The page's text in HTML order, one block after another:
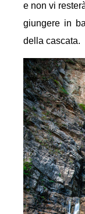
e non vi
giungere in
della cascata.